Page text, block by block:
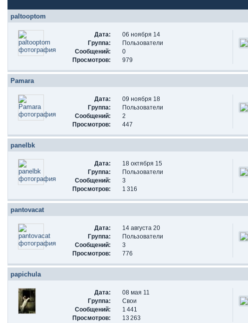
paltooptom
Дата:
06 ноября 14
Группа:
Пользователи
Сообщений:
0
Просмотров:
979
Pamara
Дата:
09 ноября 18
Группа:
Пользователи
Сообщений:
2
Просмотров:
447
panelbk
Дата:
18 октября 15
Группа:
Пользователи
Сообщений:
3
Просмотров:
1 316
pantovacat
Дата:
14 августа 20
Группа:
Пользователи
Сообщений:
3
Просмотров:
776
papichula
Дата:
08 мая 11
Группа:
Свои
Сообщений:
1 441
Просмотров:
13 263